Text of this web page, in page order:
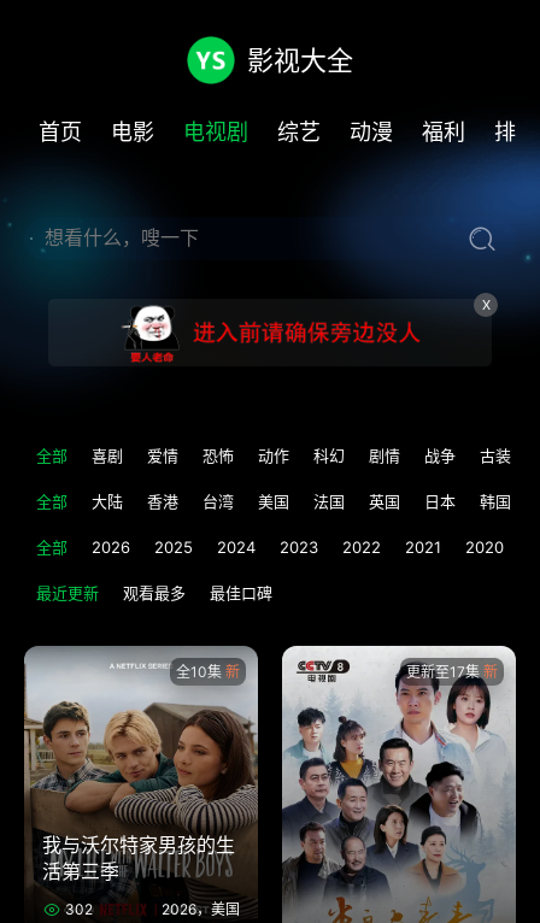
影视大全
首页 电影 电视剧 综艺 动漫 福利 排
X
全部 喜剧 爱情 恐怖 动作 科幻 剧情 战争 古装
全部 大陆 香港 台湾 美国 法国 英国 日本 韩国
全部 2026 2025 2024 2023 2022 2021 2020
最近更新 观看最多 最佳口碑
全10集
我与沃尔特家男孩的生
活第三季
302 2026，美国
更新至17集